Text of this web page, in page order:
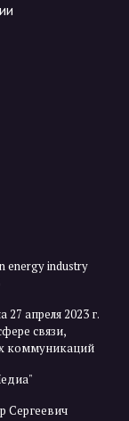
energy industry
апреля 2023 г.
связи,
коммуникаций
Сергеевич